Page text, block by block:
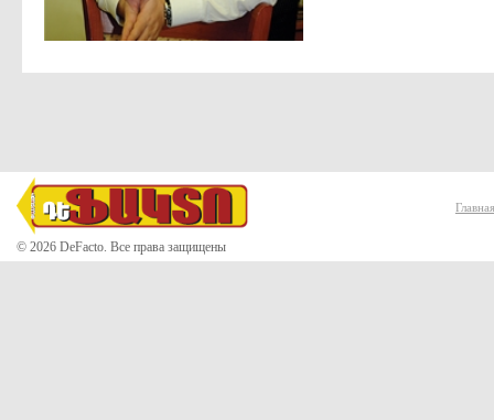
© 2026 DeFacto. Все права защищены
Главная